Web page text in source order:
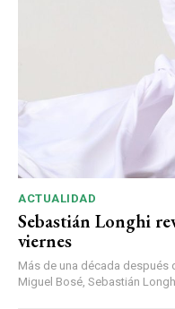
ACTUALIDAD
Sebastián Longhi
viernes
Más de una década después
Miguel Bosé, Sebastián